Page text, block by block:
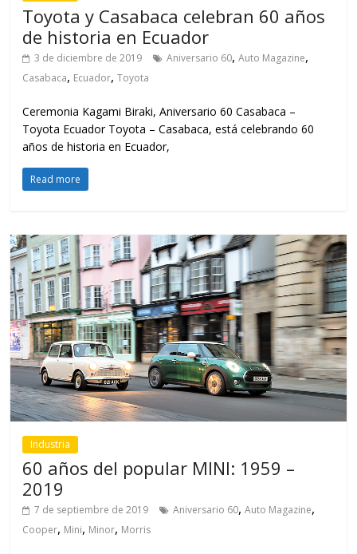
Toyota y Casabaca celebran 60 años
de historia en Ecuador
3 de diciembre de 2019 Aniversario 60,Auto Magazine,
Casabaca, Ecuador,Toyota
Ceremonia Kagami Biraki, Aniversario 60 Casabaca –
Toyota Ecuador Toyota – Casabaca, está celebrando 60
años de historia en Ecuador,
Read more
Industria
60 años del popular MINI: 1959 –
2019
7 de septiembre de 2019 Aniversario 60,Auto Magazine,
Cooper, Mini, Minor, Morris